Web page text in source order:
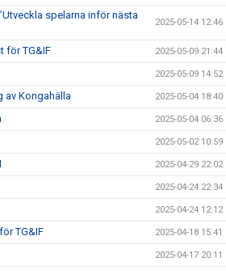
spelarna inför nästa
2025-05-14 12:46
för TG&IF 2025-05-09 21:44
2025-05-09 14:52
av Kongahälla 2025-05-04 18:40
2025-05-04 06:36
2025-05-02 10:59
2025-04-29 22:02
2025-04-24 22:34
2025-04-24 12:12
TG&IF 2025-04-18 15:41
2025-04-17 20:11